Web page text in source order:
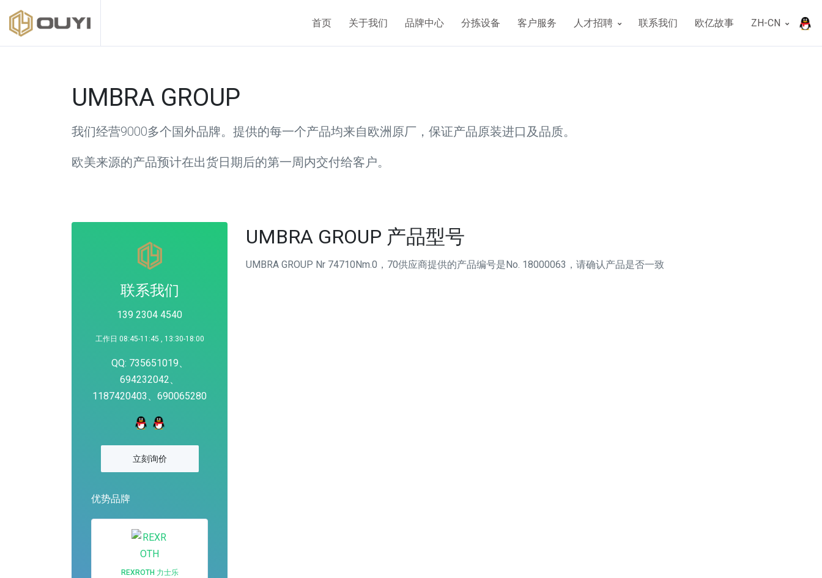
首页 关于我们 品牌中心 分拣设备 客户服务 人才招聘 联系我们 欧亿故事 ZH-CN
UMBRA GROUP
我们经营9000多个国外品牌。提供的每一个产品均来自欧洲原厂，保证产品原装进口及品质。
欧美来源的产品预计在出货日期后的第一周内交付给客户。
联系我们
139 2304 4540
工作日 08:45-11:45 , 13:30-18:00
QQ: 735651019、
694232042、
1187420403、690065280
立刻询价
优势品牌
REXROTH 力士乐
UMBRA GROUP 产品型号
UMBRA GROUP Nr 74710Nm.0，70供应商提供的产品编号是No. 18000063，请确认产品是否一致